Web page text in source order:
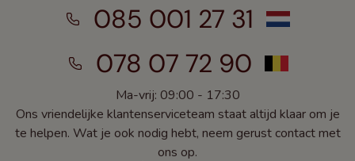
085 001 27 31
078 07 72 90
Ma-vrij: 09:00 - 17:30
Ons vriendelijke klantenserviceteam staat altijd klaar om je
te helpen. Wat je ook nodig hebt, neem gerust contact met
ons op.